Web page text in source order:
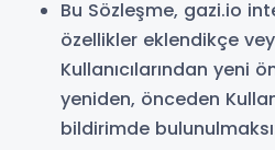
Bu Sözleşme, gazi.io
özellikler eklendikçe
Kullanıcılarından yeni
yeniden, önceden
bildirimde